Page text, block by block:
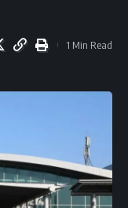
1 Min Read